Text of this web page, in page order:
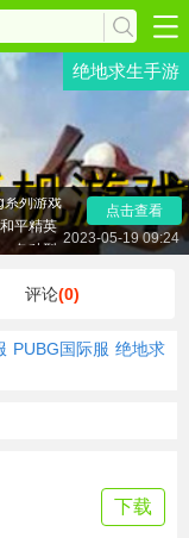
绝地求生手游
下绝地
系列游
家可以
作。如
，就可
系列游戏
平精英
各种型
点击查看
2023-05-19 09:24
评论(0)
PUBG国际服 绝地求
下载